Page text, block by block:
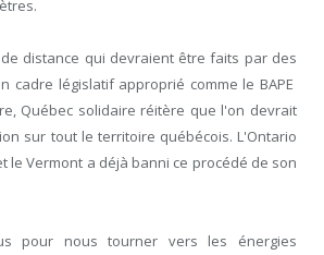
distance qui devraient être faits par des
cadre législatif approprié comme le BAPE
Québec solidaire réitère que l'on devrait
sur tout le territoire québécois. L'Ontario
le Vermont a déjà banni ce procédé de son
pour nous tourner vers les énergies